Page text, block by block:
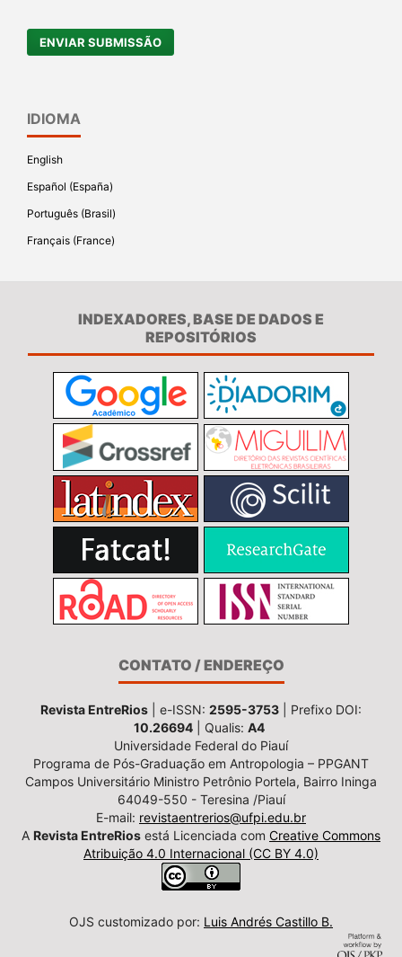
ENVIAR SUBMISSÃO
IDIOMA
English
Español (España)
Português (Brasil)
Français (France)
INDEXADORES, BASE DE DADOS E
REPOSITÓRIOS
CONTATO / ENDEREÇO
Revista EntreRios | e-ISSN: 2595-3753 | Prefixo DOI:
10.26694 | Qualis: A4
Universidade Federal do Piauí
Programa de Pós-Graduação em Antropologia – PPGANT
Campos Universitário Ministro Petrônio Portela, Bairro Ininga
64049-550 - Teresina /Piauí
E-mail: revistaentrerios@ufpi.edu.br
A Revista EntreRios está Licenciada com Creative Commons
Atribuição 4.0 Internacional (CC BY 4.0)
OJS customizado por: Luis Andrés Castillo B.